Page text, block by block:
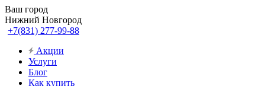
Ваш город
Нижний Новгород
+7(831) 277-99-88
Акции
Услуги
Блог
Как купить